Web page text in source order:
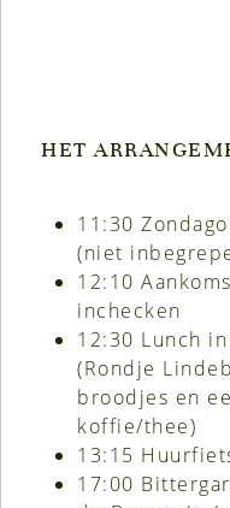
HET
11:30
(niet
12:10
inchecken
12:30 Lunch
(Rondje
broodjes en
koffie/thee)
13:15
17:00